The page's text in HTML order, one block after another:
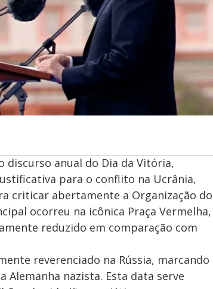
discurso anual do Dia da Vitória,
para o conflito na Ucrânia,
criticar abertamente a Organização do
ocorreu na icônica Praça Vermelha,
reduzido em comparação com
reverenciado na Rússia, marcando
Alemanha nazista. Esta data serve